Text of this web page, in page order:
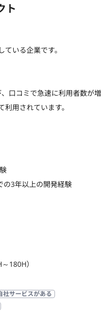
ト
いる企業です。
口コミで急速に利用者数が増
用されています。
の3年以上の開発経験
180H）
社サービスがある